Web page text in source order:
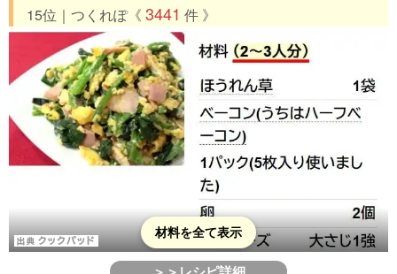
15位｜つくれぽ《 3441 件 》
材料を全て表示